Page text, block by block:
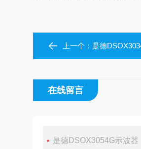
上一个：是德
在线留言